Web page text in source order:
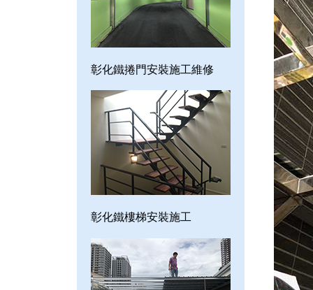
彰化鐵捲門安裝施工維修
彰化鐵樓梯安裝施工